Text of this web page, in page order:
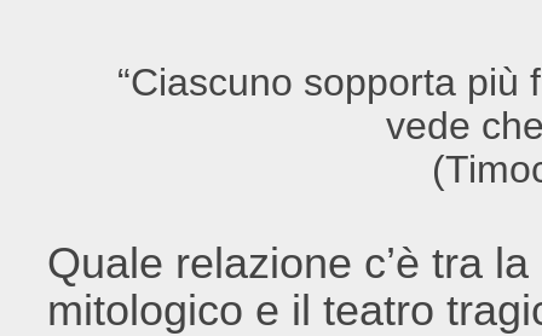
“Ciascuno sopporta
vede
Quale relazione c’è tra
mitologico e il teatro